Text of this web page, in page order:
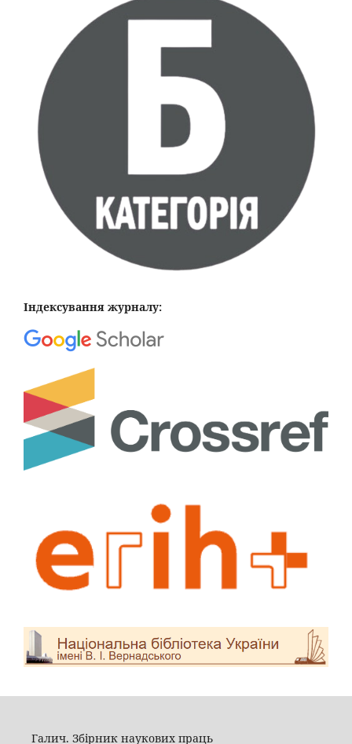
Індексування журналу:
Галич. Збірник наукових праць